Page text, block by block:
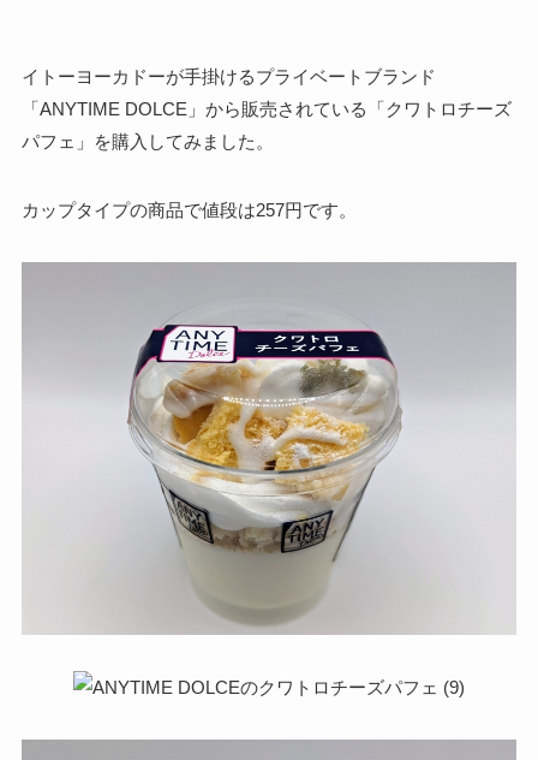
イトーヨーカドーが手掛けるプライベートブランド
「ANYTIME DOLCE」から販売されている「クワトロチーズ
パフェ」を購入してみました。
カップタイプの商品で値段は257円です。